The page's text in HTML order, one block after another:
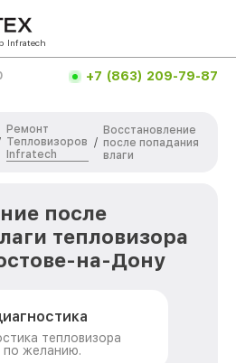
Infratech
+7 (863) 209-79-87
Ремонт
Тепловизоров
Infratech
/
Восстановление
после попадания
влаги
после
тепловизора
на-Дону
тепловизора
по желанию.